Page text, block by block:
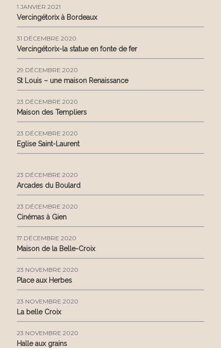
1 JANVIER 2021
Vercingétorix à Bordeaux
31 DÉCEMBRE 2020
Vercingétorix-la statue en fonte de fer
29 DÉCEMBRE 2020
St Louis – une maison Renaissance
23 DÉCEMBRE 2020
Maison des Templiers
23 DÉCEMBRE 2020
Eglise Saint-Laurent
23 DÉCEMBRE 2020
Arcades du Boulard
23 DÉCEMBRE 2020
Cinémas à Gien
17 DÉCEMBRE 2020
Maison de la Belle-Croix
23 NOVEMBRE 2020
Place aux Herbes
23 NOVEMBRE 2020
La belle Croix
23 NOVEMBRE 2020
Halle aux grains